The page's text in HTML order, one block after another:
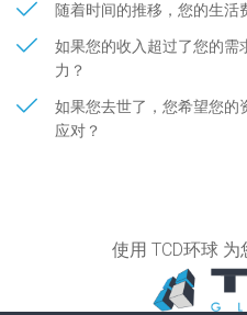
随着时间的推移，您的生活
如果您的收入超过了您的需
力？
如果您去世了，您希望您的
应对？
使用 TCD环球